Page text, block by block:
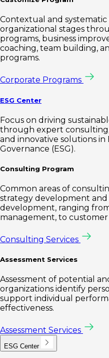
Contextual and systematic
organizational stages
programs, business
coaching, team building,
programs.
Corporate Programs
ESG Center
Focus on driving
through expert consulting,
and innovative solutions in
Governance (ESG).
Consulting Program
Common areas of
strategy development and
development, ranging
management, to
Consulting Services
Assessment Services
Assessment of potential
organizations identify
support individual
effectiveness.
Assessment Services
ESG Center